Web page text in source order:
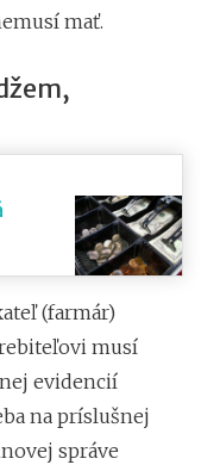
mať.
(farmár)
musí
evidencií
na príslušnej
správe